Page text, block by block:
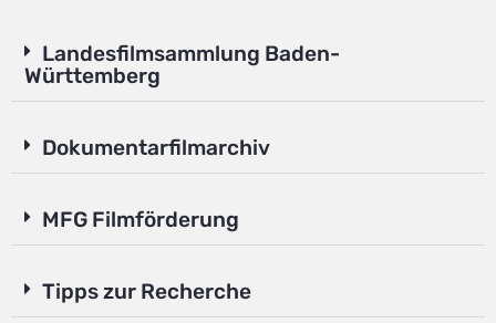
Landesfilmsammlung Baden-
Württemberg
Dokumentarfilmarchiv
MFG Filmförderung
Tipps zur Recherche